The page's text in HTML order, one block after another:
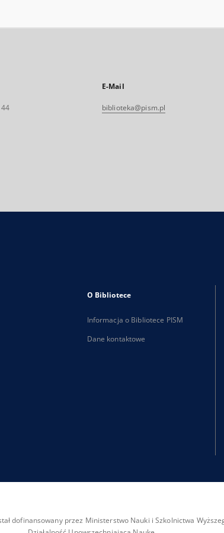
E-Mail
biblioteka@pism.pl
O Bibliotece
Informacja o Bibliotece PISM
Dane kontaktowe
dofinansowany przez Ministerstwo Nauki i Szkolnictwa